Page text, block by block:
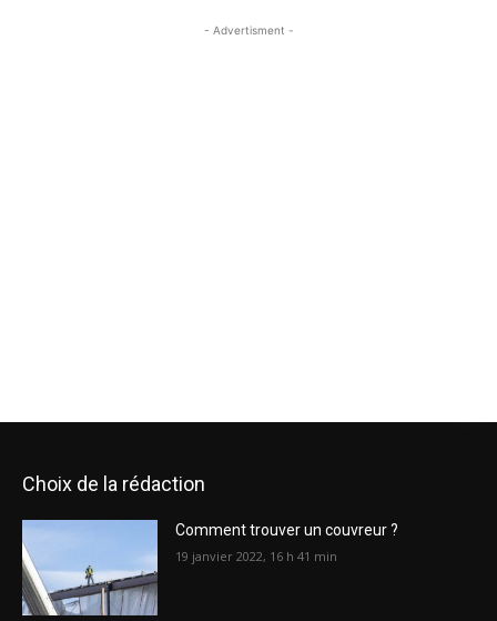
- Advertisment -
Choix de la rédaction
Comment trouver un couvreur ?
19 janvier 2022, 16 h 41 min